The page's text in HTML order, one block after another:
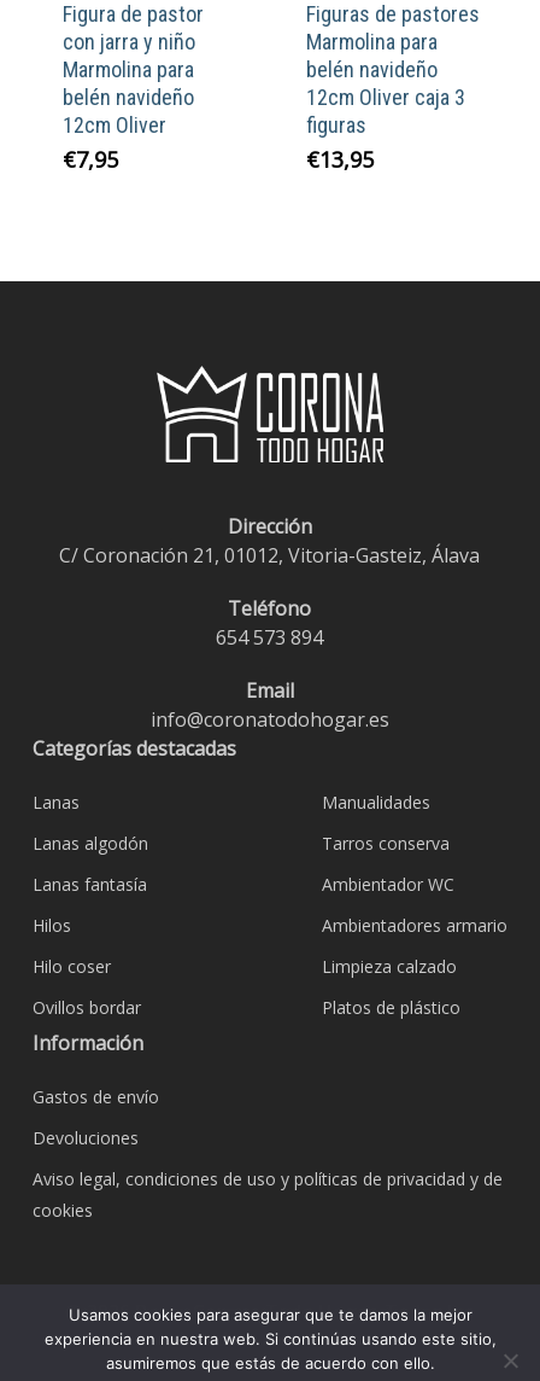
Figura de pastor
con jarra y niño
Marmolina para
belén navideño
12cm Oliver
€7,95
Figuras de pastores
Marmolina para
belén navideño
12cm Oliver caja 3
figuras
€13,95
Dirección
C/ Coronación 21, 01012, Vitoria-Gasteiz, Álava
Teléfono
654 573 894
Email
info@coronatodohogar.es
Categorías destacadas
Lanas
Lanas algodón
Lanas fantasía
Hilos
Hilo coser
Ovillos bordar
Manualidades
Tarros conserva
Ambientador WC
Ambientadores armario
Limpieza calzado
Platos de plástico
Información
Gastos de envío
Devoluciones
Aviso legal, condiciones de uso y políticas de privacidad y de
cookies
© 2026 Bazar Corona Todo Hogar. Todos los
derechos reservados.
Usamos cookies para asegurar que te damos la mejor
experiencia en nuestra web. Si continúas usando este sitio,
asumiremos que estás de acuerdo con ello.